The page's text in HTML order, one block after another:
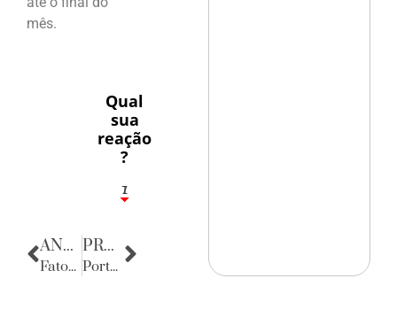
mês.
Qual
sua
reação
?
1
7
ANTERIOR
Fatos Diversos
PRÓXIMA
Porta Retratos